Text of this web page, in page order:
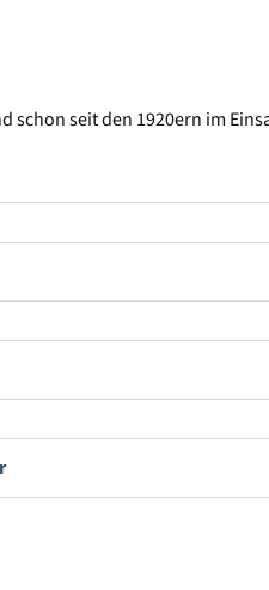
schon seit den 1920ern im